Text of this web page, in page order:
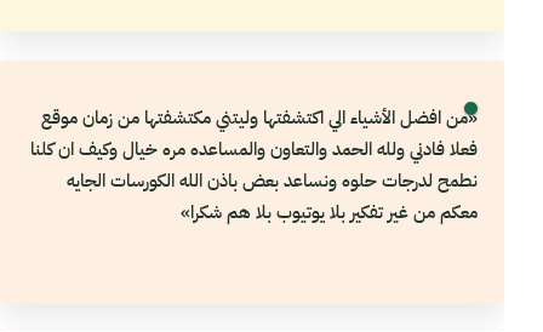
«من افضل الأشياء الي اكتشفتها وليتني مكتشفتها من زمان موقع
فعلا فادني ولله الحمد والتعاون والمساعده مره خيال وكيف ان كلنا
نطمح لدرجات حلوه ونساعد بعض باذن الله الكورسات الجايه
معكم من غير تفكير بلا يوتيوب بلا هم شكرا»